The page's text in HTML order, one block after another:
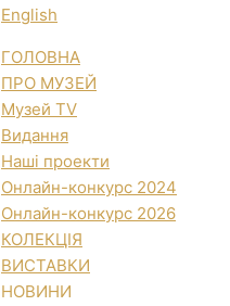
English
ГОЛОВНА
ПРО МУЗЕЙ
Музей TV
Видання
Наші проекти
Онлайн-конкурс 2024
Онлайн-конкурс 2026
КОЛЕКЦІЯ
ВИСТАВКИ
НОВИНИ